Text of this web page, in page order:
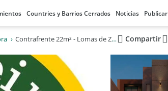
Countries y Barrios Cerrados Noticias Publicar
Contrafrente 22m² - Lomas de Zamora Compartir